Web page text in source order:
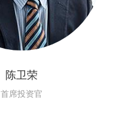
陈卫荣
首席投资官